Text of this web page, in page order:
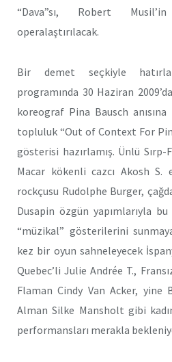
“Dava”sı, Robert
operalaştırılacak.
Bir demet seçkiyle
programında 30 Haziran
koreograf Pina Bausch
topluluk “Out of Context For
gösterisi hazırlamış. Ünlü Sırp-
Macar kökenli cazcı Akosh S.
rockçusu Rudolphe Burger,
Dusapin özgün yapımlarıyla
“müzikal” gösterilerini
kez bir oyun sahneleyecek
Quebec’li Julie Andrée T.,
Flaman Cindy Van Acker, yine
Alman Silke Mansholt gibi
performansları merakla